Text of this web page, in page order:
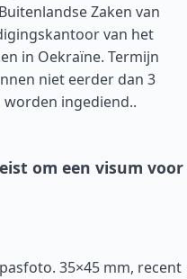
Zaken van
van het
in Oekraïne. Termijn
niet eerder dan 3
ingediend..
om een visum voor
35×45 mm, recent